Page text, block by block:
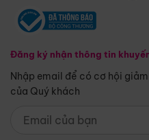
Đăng ký nhận thông tin
Nhập email để có cơ hội
của Quý khách